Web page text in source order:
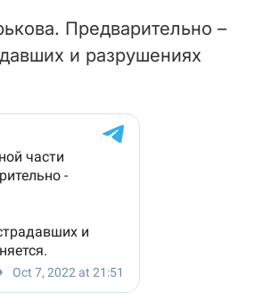
Предварительно –
и разрушениях